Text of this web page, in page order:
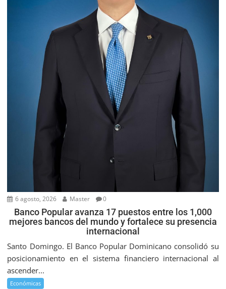
6 agosto, 2026 Master 0
Banco Popular avanza 17 puestos entre los 1,000
mejores bancos del mundo y fortalece su presencia
internacional
Santo Domingo. El Banco Popular Dominicano consolidó su
posicionamiento en el sistema financiero internacional al
ascender...
Económicas